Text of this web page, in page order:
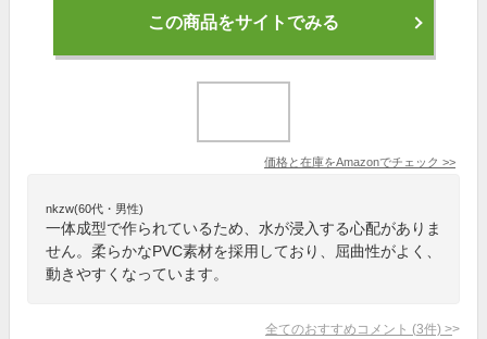
この商品をサイトでみる
価格と在庫をAmazonでチェック >>
nkzw(60代・男性)
一体成型で作られているため、水が浸入する心配がありま
せん。柔らかなPVC素材を採用しており、屈曲性がよく、
動きやすくなっています。
全てのおすすめコメント (3件) >